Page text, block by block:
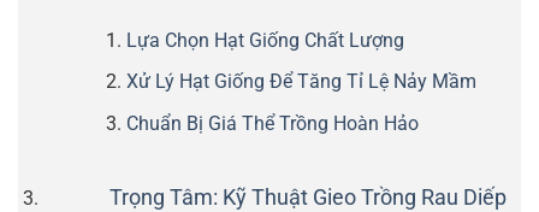
Lựa Chọn Hạt Giống Chất Lượng
Xử Lý Hạt Giống Để Tăng Tỉ Lệ Nảy Mầm
Chuẩn Bị Giá Thể Trồng Hoàn Hảo
Trọng Tâm: Kỹ Thuật Gieo Trồng Rau Diếp